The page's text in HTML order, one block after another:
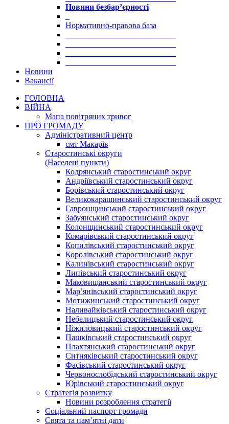
Новини безбар’єрності
Нормативно-правова база
Новини
Вакансії
ГОЛОВНА
ВІЙНА
Мапа повітряних тривог
ПРО ГРОМАДУ
Aдміністративний центр
смт Макарів
Старостинські округи
(Населені пункти)
Кодрянський старостинський округ
Андріївський старостинський округ
Борівський старостинський округ
Великокарашинський старостинський округ
Гавронщинський старостинський округ
Забуянський старостинський округ
Колонщинський старостинський округ
Комарівський старостинський округ
Копилівський старостинський округ
Королівський старостинський округ
Калинівський старостинський округ
Липівський старостинський округ
Маковищанський старостинський округ
Мар’янівський старостинський округ
Мотижинський старостинський округ
Наливайківський старостинський округ
Небелицький старостинський округ
Ніжиловицький старостинський округ
Пашківський старостинський округ
Плахтянський старостинський округ
Ситняківський старостинський округ
Фасівський старостинський округ
Червонослобідський старостинський округ
Юрівський старостинський округ
Стратегія розвитку
Новини розроблення стратегії
Соціальний паспорт громади
Свята та пам’ятні дати